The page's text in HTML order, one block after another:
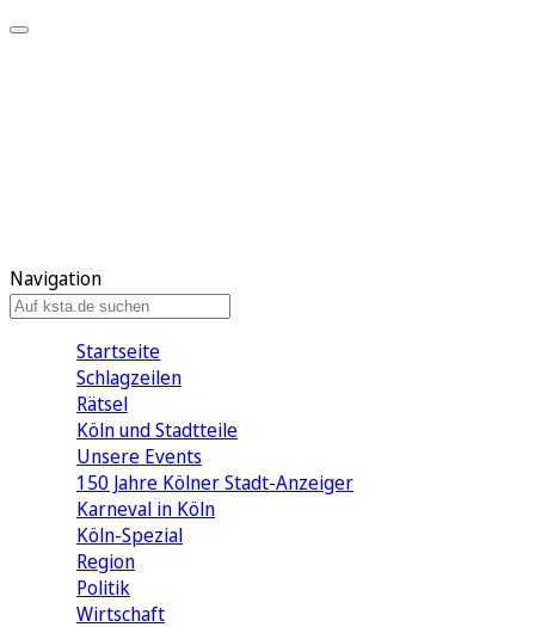
Navigation
Startseite
Schlagzeilen
Rätsel
Köln und Stadtteile
Unsere Events
150 Jahre Kölner Stadt-Anzeiger
Karneval in Köln
Köln-Spezial
Region
Politik
Wirtschaft